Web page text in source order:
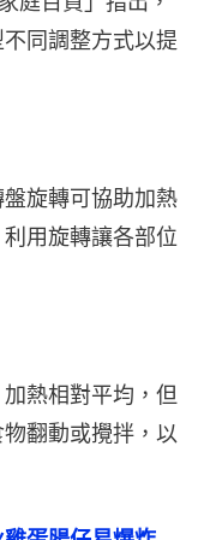
同調整方式以提
旋轉可協助加熱
用旋轉讓各部位
熱相對平均，但
翻動或攪拌，以